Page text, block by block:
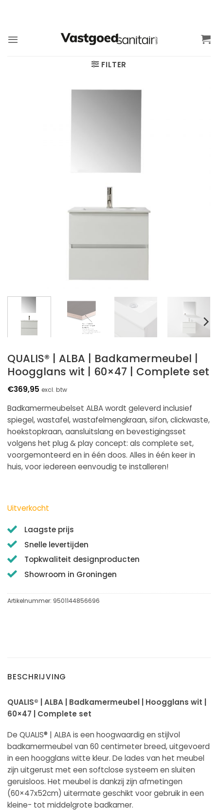
FILTER
QUALIS® | ALBA | Badkamermeubel |
Hoogglans wit | 60×47 | Complete set
€369,95 excl. btw
Badkamermeubelset ALBA wordt geleverd inclusief
spiegel, wastafel, wastafelmengkraan, sifon, clickwaste,
hoekstopkraan, aansluitslang en bevestigingsset
volgens het plug & play concept: als complete set,
voorgemonteerd en in één doos. Alles in één keer in
huis, voor iedereen eenvoudig te installeren!
Uitverkocht
Laagste prijs
Snelle levertijden
Topkwaliteit designproducten
Showroom in Groningen
Artikelnummer: 9501144856696
BESCHRIJVING
QUALIS® | ALBA | Badkamermeubel | Hoogglans wit |
60×47 | Complete set
De QUALIS® | ALBA is een hoogwaardig en stijlvol
badkamermeubel van 60 centimeter breed, uitgevoerd
in een hoogglans witte kleur. De lades van het meubel
zijn uitgerust met een softclose systeem en sluiten
geruisloos. Het meubel is dankzij zijn afmetingen
(60×47x52cm) uitermate geschikt voor gebruik in een
kleine- tot middelgrote badkamer.